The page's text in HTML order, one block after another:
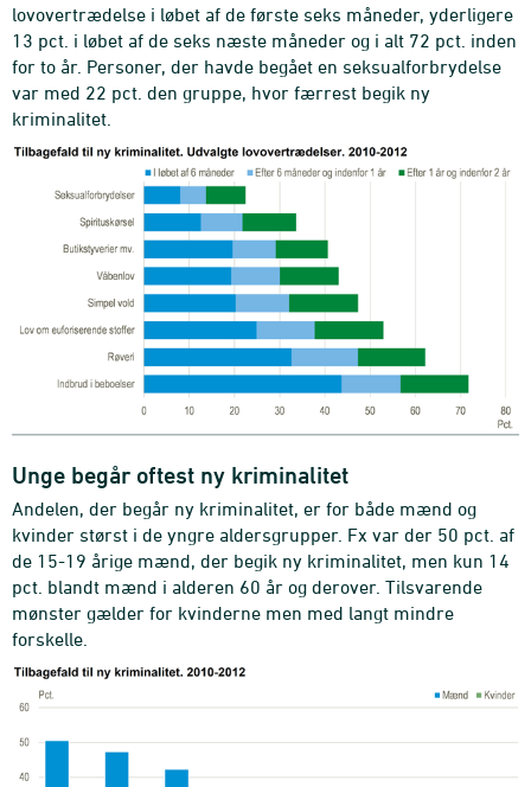
lovovertrædelse i løbet af de første seks måneder, yderligere
13 pct. i løbet af de seks næste måneder og i alt 72 pct. inden
for to år. Personer, der havde begået en seksualforbrydelse
var med 22 pct. den gruppe, hvor færrest begik ny
kriminalitet.
Unge begår oftest ny kriminalitet
Andelen, der begår ny kriminalitet, er for både mænd og
kvinder størst i de yngre aldersgrupper. Fx var der 50 pct. af
de 15-19 årige mænd, der begik ny kriminalitet, men kun 14
pct. blandt mænd i alderen 60 år og derover. Tilsvarende
mønster gælder for kvinderne men med langt mindre
forskelle.